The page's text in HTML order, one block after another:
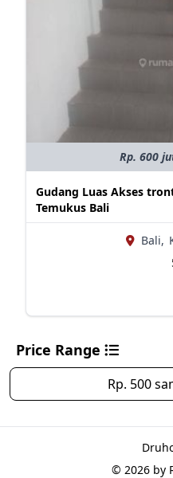
Rp. 600
Gudang Luas Akses
Temukus Bali
Bali,
Price Range
Rp. 500
© 2026 by